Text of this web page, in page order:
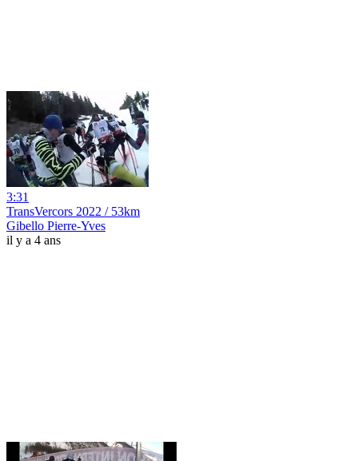
3:31
TransVercors 2022 / 53km
Gibello Pierre-Yves
il y a 4 ans